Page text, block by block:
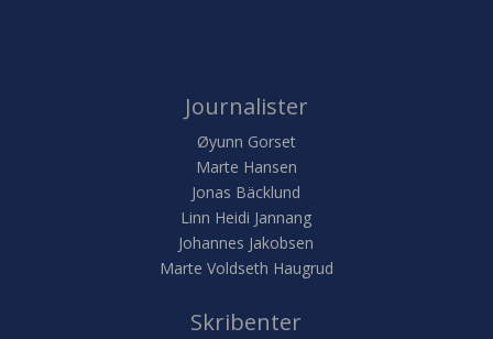
Journalister
Øyunn Gorset
Marte Hansen
Jonas Bäcklund
Linn Heidi Jannang
Johannes Jakobsen
Marte Voldseth Haugrud
Skribenter